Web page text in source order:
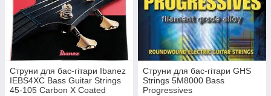
Струни для бас-гітари Ibanez
IEBS4XC Bass Guitar Strings
45-105 Carbon X Coated
Струни для бас-гітари GHS
Strings 5M8000 Bass
Progressives